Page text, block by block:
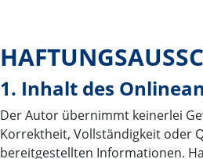
1. Inhalt des
Der Autor übernimmt keinerlei
Korrektheit, Vollständigkeit oder
bereitgestellten Informationen.